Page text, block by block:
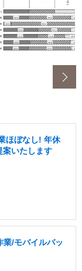
ほぼなし! 年休
案いたします
業/モバイルバッ